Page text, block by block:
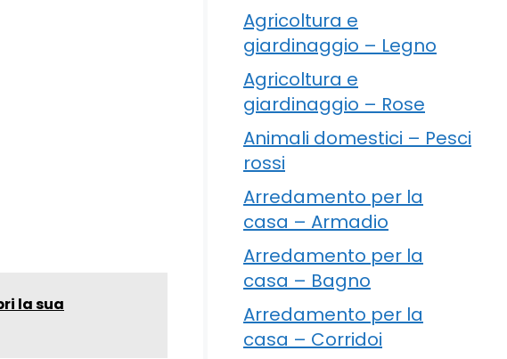
la sua
Agricoltura e
giardinaggio – Legno
Agricoltura e
giardinaggio – Rose
Animali domestici – Pesci
rossi
Arredamento per la
casa – Armadio
Arredamento per la
casa – Bagno
Arredamento per la
casa – Corridoi